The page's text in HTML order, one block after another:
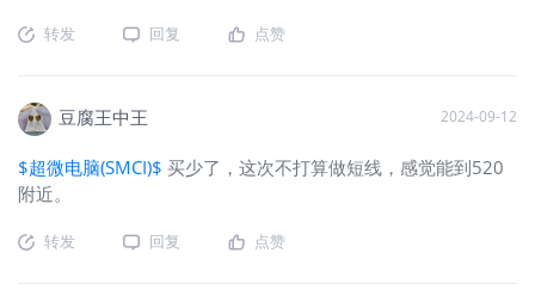
转发 回复 点赞
豆腐王中王 2024-09-12
$超微电脑(SMCI)$ 买少了，这次不打算做短线，感觉能到520
附近。
转发 回复 点赞